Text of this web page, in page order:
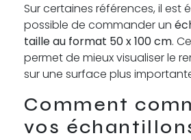
Sur certaines références, il est
possible de commander un
taille au format 50 x 100 cm.
permet de mieux visualiser le
sur une surface plus
Comment
vos